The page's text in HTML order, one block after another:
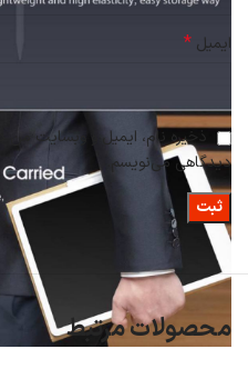
ایمیل *
ذخیره نام، ایمیل و وبسایت من
دیدگاهی می‌نویسم.
محصولات مرتبط